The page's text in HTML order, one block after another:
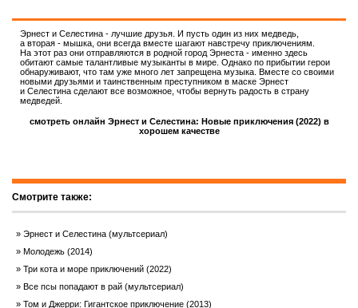
Эрнест и Селестина - лучшие друзья. И пусть один из них медведь,
а вторая - мышка, они всегда вместе шагают навстречу приключениям.
На этот раз они отправляются в родной город Эрнеста - именно здесь
обитают самые талантливые музыканты в мире. Однако по прибытии герои
обнаруживают, что там уже много лет запрещена музыка. Вместе со своими
новыми друзьями и таинственным преступником в маске Эрнест
и Селестина сделают все возможное, чтобы вернуть радость в страну
медведей.
смотреть онлайн Эрнест и Селестина: Новые приключения (2022) в
хорошем качестве
Смотрите также:
Эрнест и Селестина (мультсериал)
Молодежь (2014)
Три кота и море приключений (2022)
Все псы попадают в рай (мультсериал)
Том и Джерри: Гигантское приключение (2013)